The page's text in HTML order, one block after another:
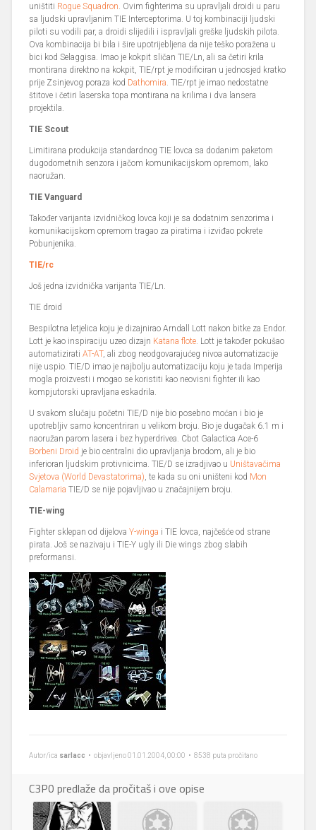
uništiti Rogue Squadron. Ovim fighterima su upravljali droidi u paru
sa ljudski upravljanim TIE Interceptorima. U toj kombinaciji ljudski
piloti su vodili par, a droidi slijedili i ispravljali greške ljudskih pilota.
Ova kombinacija bi bila i šire upotrijebljena da nije teško poražena u
bici kod Selaggisa. Imao je kokpit sličan TIE/Ln, ali sa četiri krila
montirana direktno na kokpit, TIE/rpt je modificiran u jednosjed kratko
prije Zsinjevog poraza kod Dathomira. TIE/rpt je imao nedostatne
štitove i četiri laserska topa montirana na krilima i dva lansera
projektila.
TIE Scout
Limitirana produkcija standardnog TIE lovca sa dodanim paketom
dugodometnih senzora i jačom komunikacijskom opremom, lako
naoružan.
TIE Vanguard
Također varijanta izvidničkog lovca koji je sa dodatnim senzorima i
komunikacijskom opremom tragao za piratima i izviđao pokrete
Pobunjenika.
TIE/rc
Još jedna izvidnička varijanta TIE/Ln.
TIE droid
Bespilotna letjelica koju je dizajnirao Arndall Lott nakon bitke za Endor.
Lott je kao inspiraciju uzeo dizajn Katana flote. Lott je također pokušao
automatiziratiAT-AT, ali zbog neodgovarajućeg nivoa automatizacije
nije uspio. TIE/D imao je najbolju automatizaciju koju je tada Imperija
mogla proizvesti i mogao se koristiti kao neovisni fighter ili kao
kompjutorski upravljana eskadrila.
U svakom slučaju početni TIE/D nije bio posebno moćan i bio je
upotrebljiv samo koncentriran u velikom broju. Bio je dugačak 6.1 m i
naoružan parom lasera i bez hyperdrivea. Cbot Galactica Ace-6
Borbeni Droid je bio centralni dio upravljanja brodom, ali je bio
inferioran ljudskim protivnicima. TIE/D se izradjivao u Uništavačima
Svjetova (World Devastatorima), te kada su oni uništeni kod Mon
Calamaria TIE/D se nije pojavljivao u značajnijem broju.
TIE-wing
Fighter sklepan od dijelovaY-winga i TIE lovca, najčešće od strane
pirata. Još se nazivaju i TIE-Y ugly ili Die wings zbog slabih
preformansi.
Autor/ica sarlacc • objavljeno 01.01.2004, 00:00 • 8538 puta pročitano
C3P0 predlaže da pročitaš i ove opise